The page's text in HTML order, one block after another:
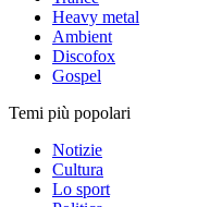
Heavy metal
Ambient
Discofox
Gospel
Temi più popolari
Notizie
Cultura
Lo sport